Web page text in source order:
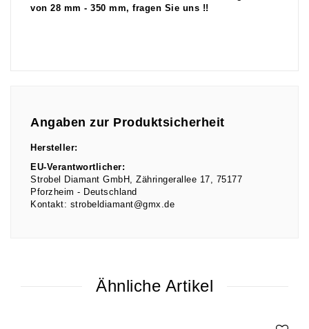
von 28 mm - 350 mm, fragen Sie uns !!
Angaben zur Produktsicherheit
Hersteller:
EU-Verantwortlicher:
Strobel Diamant GmbH
Zähringerallee 17
75177
Pforzheim
Deutschland
Kontakt: strobeldiamant@gmx.de
Ähnliche Artikel